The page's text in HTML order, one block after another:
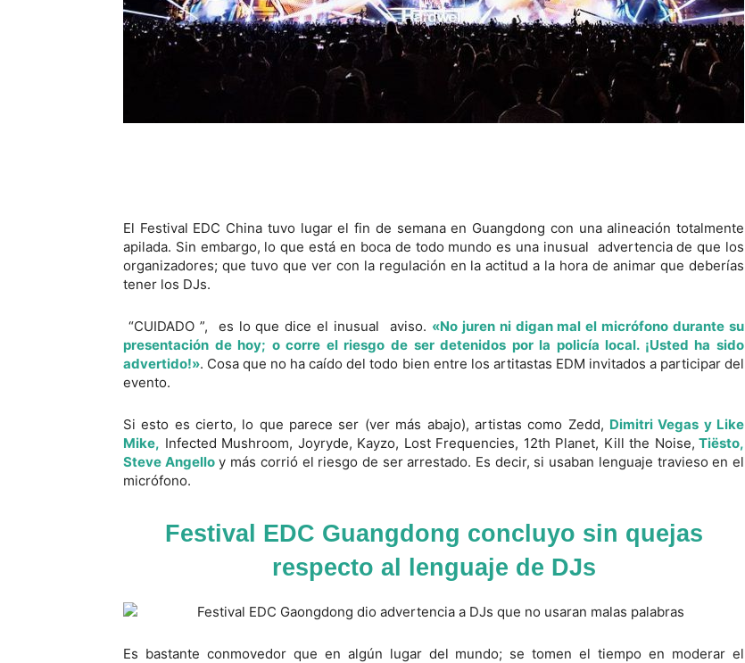
El Festival EDC China tuvo lugar el fin de semana en Guangdong con una alineación totalmente
apilada. Sin embargo, lo que está en boca de todo mundo es una inusual advertencia de que los
organizadores; que tuvo que ver con la regulación en la actitud a la hora de animar que deberías
tener los DJs.
“CUIDADO ”, es lo que dice el inusual aviso. «No juren ni digan mal el micrófono durante su
presentación de hoy; o corre el riesgo de ser detenidos por la policía local. ¡Usted ha sido
advertido!». Cosa que no ha caído del todo bien entre los artitastas EDM invitados a participar del
evento.
Si esto es cierto, lo que parece ser (ver más abajo), artistas como Zedd, Dimitri Vegas y Like
Mike, Infected Mushroom, Joyryde, Kayzo, Lost Frequencies, 12th Planet, Kill the Noise, Tiësto,
Steve Angelloy más corrió el riesgo de ser arrestado. Es decir, si usaban lenguaje travieso en el
micrófono.
Festival EDC Guangdong concluyo sin quejas
respecto al lenguaje de DJs
Es bastante conmovedor que en algún lugar del mundo; se tomen el tiempo en moderar el